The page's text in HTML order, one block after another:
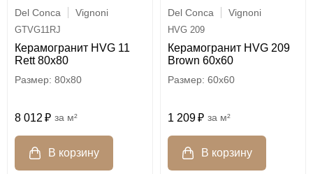
Del Conca Vignoni
GTVG11RJ
Керамогранит HVG 11
Rett 80х80
80x80
8 012 м²
Del Conca Vignoni
HVG 209
Керамогранит HVG 209
Brown 60x60
60x60
1 209 м²